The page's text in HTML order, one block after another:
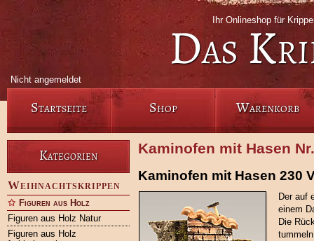
Ihr Onlineshop für
Das
Nicht angemeldet
Startseite Shop Warenkorb
Kategorien
Weihnachtskrippen
Figuren aus Holz
Figuren aus Holz Natur
Figuren aus Holz
Kaminofen mit Hasen
Kaminofen mit Hasen 230
Der auf
einem
Die